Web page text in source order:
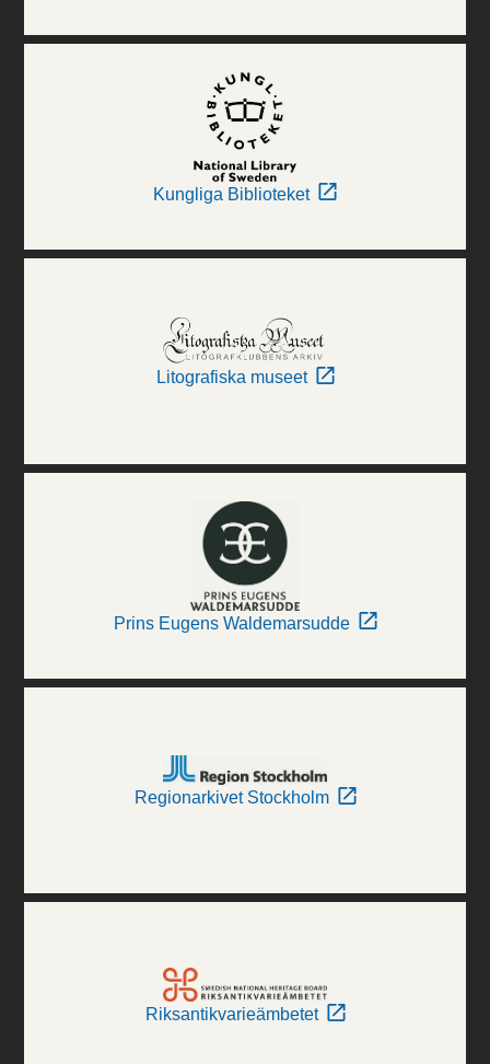
Kungliga Biblioteket
Litografiska museet
Prins Eugens Waldemarsudde
Regionarkivet Stockholm
Riksantikvarieämbetet